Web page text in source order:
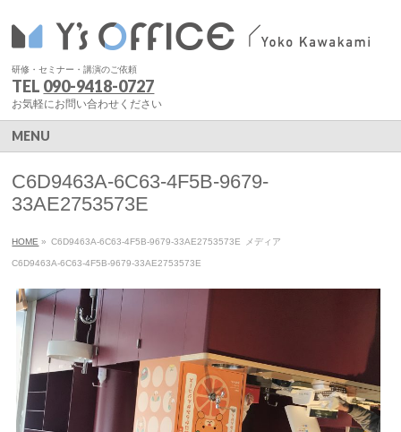
研修・セミナー・講演のご依頼
TEL 090-9418-0727
お気軽にお問い合わせください
MENU
C6D9463A-6C63-4F5B-9679-
33AE2753573E
HOME » C6D9463A-6C63-4F5B-9679-33AE2753573E メディア
C6D9463A-6C63-4F5B-9679-33AE2753573E